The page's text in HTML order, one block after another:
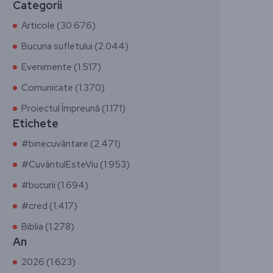
Categorii
Articole (30.676)
Bucuria sufletului (2.044)
Evenimente (1.517)
Comunicate (1.370)
Proiectul Împreună (1.171)
Etichete
#binecuvântare (2.471)
#CuvântulEsteViu (1.953)
#bucurii (1.694)
#cred (1.417)
Biblia (1.278)
An
2026 (1.623)